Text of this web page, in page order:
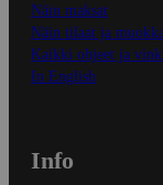
Näin maksat
Näin tilaat ja
Kaikki ohjeet ja
In English
Info